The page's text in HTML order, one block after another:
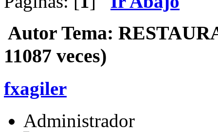
Autor Tema:
11087 veces)
fxagiler
Administrador